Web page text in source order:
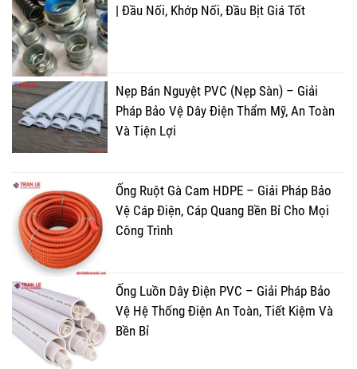
| Đầu Nối, Khớp Nối, Đầu Bịt Giá Tốt
Nẹp Bán Nguyệt PVC (Nẹp Sàn) – Giải
Pháp Bảo Vệ Dây Điện Thẩm Mỹ, An Toàn
Và Tiện Lợi
Ống Ruột Gà Cam HDPE – Giải Pháp Bảo
Vệ Cáp Điện, Cáp Quang Bền Bỉ Cho Mọi
Công Trình
Ống Luồn Dây Điện PVC – Giải Pháp Bảo
Vệ Hệ Thống Điện An Toàn, Tiết Kiệm Và
Bền Bỉ